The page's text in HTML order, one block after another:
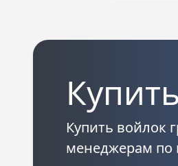
Купить войлок
менеджерам по